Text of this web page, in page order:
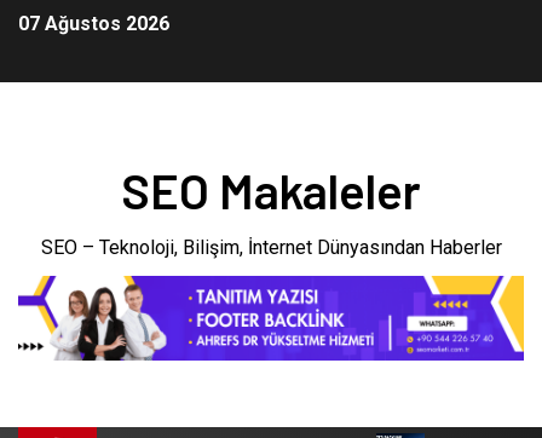
07 Ağustos 2026
SEO Makaleler
SEO – Teknoloji, Bilişim, İnternet Dünyasından Haberler